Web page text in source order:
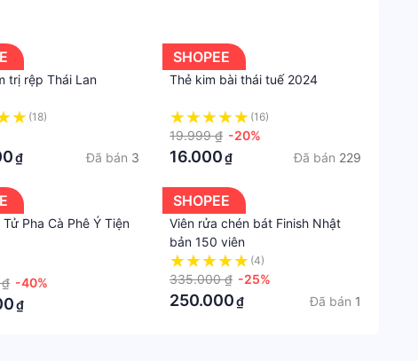
trị rệp Thái Lan
(18)
₫ Đã bán 3
SHOPEE
Thẻ kim bài thái tuế 2024
(16)
19.999 ₫ -20%
16.000₫ Đã bán 229
Pha Cà Phê Ý Tiện
-40%
₫
SHOPEE
Viên rửa chén bát Finish Nhật
bản 150 viên
(4)
335.000 ₫ -25%
250.000₫ Đã bán 1